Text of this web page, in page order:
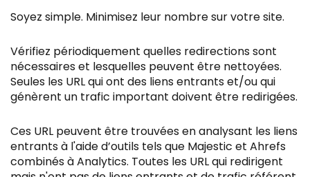
Soyez simple. Minimisez leur nombre sur votre site.
Vérifiez périodiquement quelles redirections sont
nécessaires et lesquelles peuvent être nettoyées.
Seules les URL qui ont des liens entrants et/ou qui
génèrent un trafic important doivent être redirigées.
Ces URL peuvent être trouvées en analysant les liens
entrants à l'aide d’outils tels que Majestic et Ahrefs
combinés à Analytics. Toutes les URL qui redirigent